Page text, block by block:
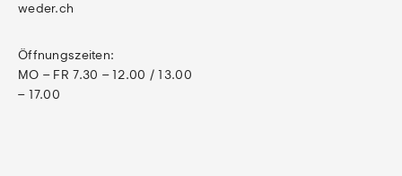
weder.ch
Öffnungszeiten:
MO – FR 7.30 – 12.00 / 13.00
– 17.00